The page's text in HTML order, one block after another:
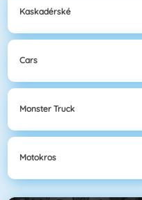
Kaskadérské
Cars
Monster Truck
Motokros